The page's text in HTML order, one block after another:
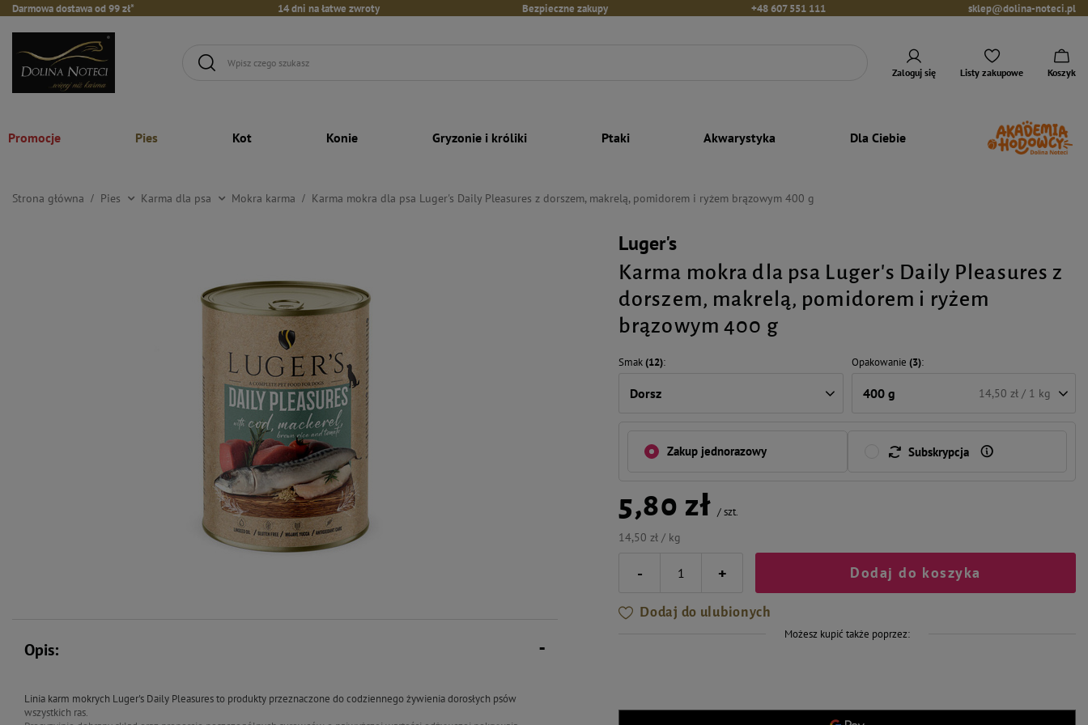
Darmowa dostawa od 99 zł* 14 dni na łatwe zwroty Bezpieczne zakupy +48 607 551 111 sklep@dolina-noteci.pl
Zaloguj się Listy zakupowe Koszyk
Promocje Pies Kot Konie Gryzonie i króliki Ptaki Akwarystyka Dla Ciebie
Strona główna Pies Karma dla psa Mokra karma Karma mokra dla psa Luger's Daily Pleasures z dorszem, makrelą, pomidorem i ryżem brązowym 400 g
Luger's
Karma mokra dla psa Luger's Daily Pleasures z
dorszem, makrelą, pomidorem i ryżem
brązowym 400 g
Smak(12)
Dorsz
Opakowanie (3)
400 g 14,50 zł / 1 kg
Zakup jednorazowy Subskrypcja
5,80 zł /szt.
14,50 zł / kg
- + Dodaj do koszyka
Dodaj do ulubionych
Możesz kupić także poprzez:
Opis:
Linia karm mokrych Luger's Daily Pleasures to produkty przeznaczone do codziennego żywienia dorosłych psów
wszystkich ras.